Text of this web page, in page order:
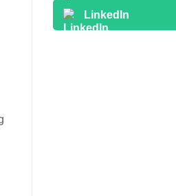
LinkedIn